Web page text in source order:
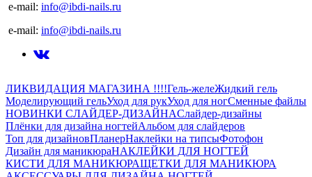
e-mail: info@ibdi-nails.ru
e-mail: info@ibdi-nails.ru
ЛИКВИДАЦИЯ МАГАЗИНА !!!!Гель-желеЖидкий гель
Моделирующий гельУход для рукУход для ногСменные файлы
НОВИНКИ СЛАЙДЕР-ДИЗАЙНАСлайдер-дизайны
Плёнки для дизайна ногтейАльбом для слайдеров
Топ для дизайновПланерНаклейки на типсыФотофон
Дизайн для маникюраНАКЛЕЙКИ ДЛЯ НОГТЕЙ
КИСТИ ДЛЯ МАНИКЮРАЩЕТКИ ДЛЯ МАНИКЮРА